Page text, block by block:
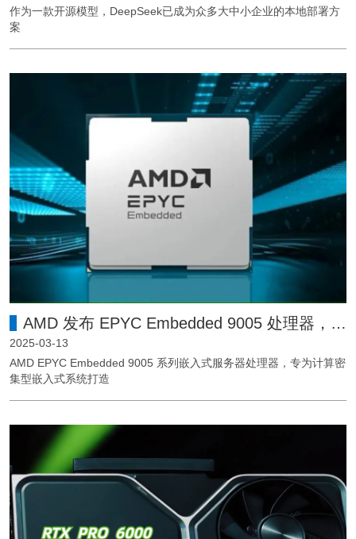
作为一款开源模型，DeepSeek已成为众多大中小企业的本地部署方
案
AMD 发布 EPYC Embedded 9005 处理器，面向边缘计算优化
2025-03-13
AMD EPYC Embedded 9005 系列嵌入式服务器处理器，专为计算密
集型嵌入式系统打造